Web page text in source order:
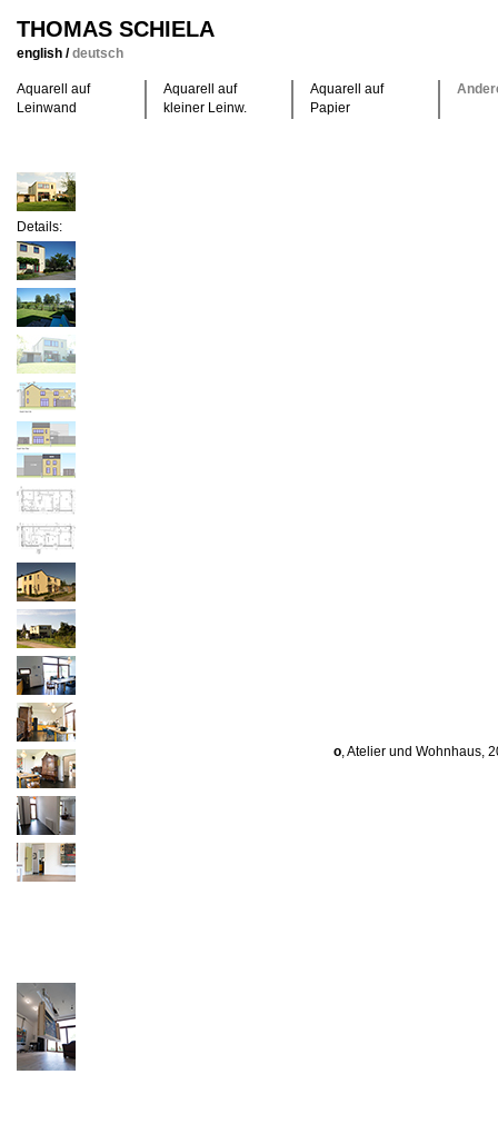
THOMAS SCHIELA
english /deutsch
Aquarell auf
Leinwand
Aquarell auf
kleiner Leinw.
Aquarell auf
Papier
Details:
o, Atelier und Wohnhaus,